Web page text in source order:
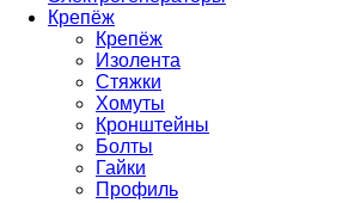
Крепёж
Крепёж
Изолента
Стяжки
Хомуты
Кронштейны
Болты
Гайки
Профиль